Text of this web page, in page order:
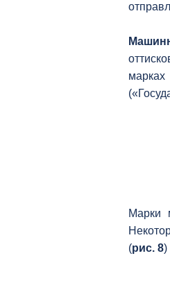
Марки
(рис. 8)